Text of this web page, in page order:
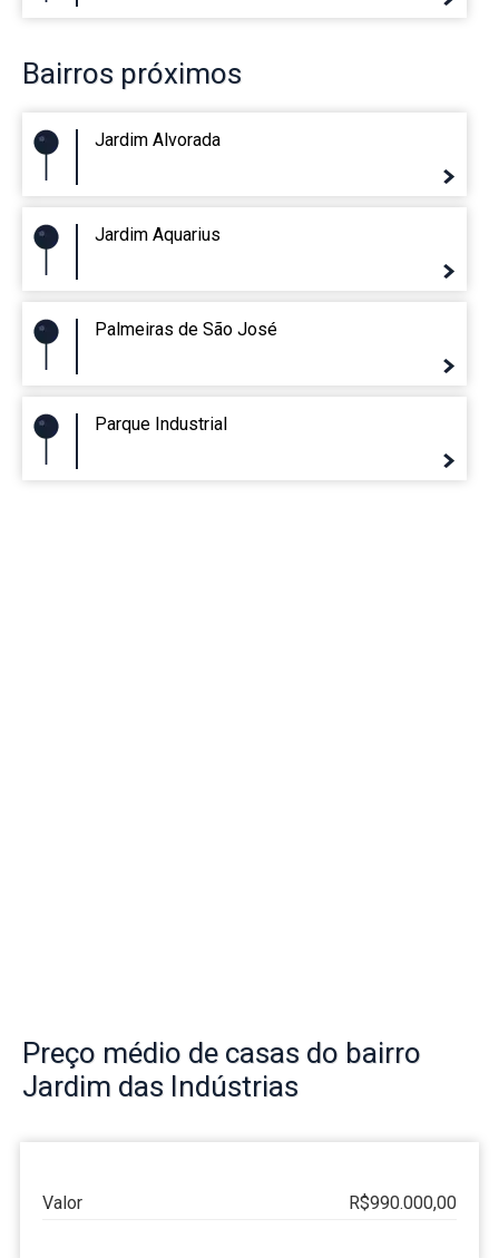
Bairros próximos
Jardim Alvorada
Jardim Aquarius
Palmeiras de São José
Parque Industrial
Preço médio de casas do bairro
Jardim das Indústrias
Valor R$990.000,00